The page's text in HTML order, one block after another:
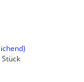
Stück